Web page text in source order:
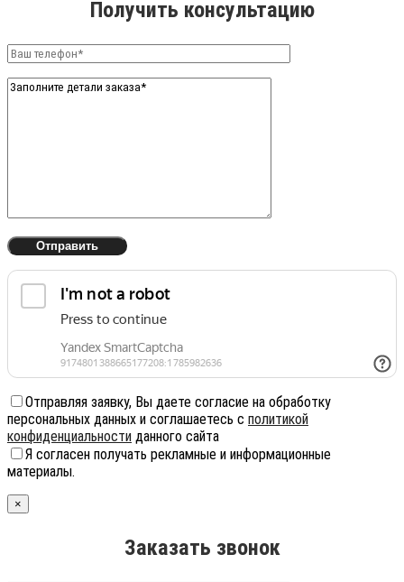
Получить консультацию
Отправляя заявку, Вы даете согласие на обработку
персональных данных и соглашаетесь с политикой
конфиденциальности данного сайта
Я согласен получать рекламные и информационные
материалы.
×
Заказать звонок